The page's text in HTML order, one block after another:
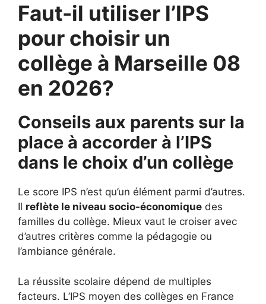
Faut-il utiliser l’IPS
pour choisir un
collège à Marseille 08
en 2026?
Conseils aux parents sur la
place à accorder à l’IPS
dans le choix d’un collège
Le score IPS n’est qu’un élément parmi d’autres.
Il reflète le niveau socio-économique des
familles du collège. Mieux vaut le croiser avec
d’autres critères comme la pédagogie ou
l’ambiance générale.
La réussite scolaire dépend de multiples
facteurs. L’IPS moyen des collèges en France